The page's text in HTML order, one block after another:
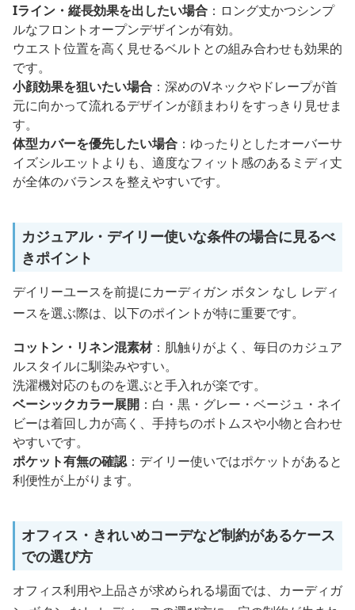
Iライン・縦長効果を出したい場合 ：ロング丈かつシンプ
ルなフロントオープンデザインが有効。
ウエスト位置を高く見せるベルトとの組み合わせも効果的
です。
小顔効果を狙いたい場合 ：深めのVネックやドレープが首
元に向かって流れるデザインが顔まわりをすっきり見せま
す。
体型カバーを優先したい場合 ：ゆったりとしたオーバーサ
イズシルエットよりも、適度なフィット感のあるミディ丈
が全体のバランスを整えやすいです。
カジュアル・デイリー使いな条件の場合に見るべ
きポイント
デイリーユースを前提にカーディガン ボタン なし レディ
ースを選ぶ際は、以下のポイントが特に重要です。
コットン・リネン混素材：肌触りがよく、毎日のカジュア
ルスタイルに馴染みやすい。
洗濯機対応のものを選ぶと手入れが楽です。
ベーシックカラー展開 ：白・黒・グレー・ベージュ・ネイ
ビーは着回し力が高く、手持ちのボトムスや小物と合わせ
やすいです。
ポケット有無の確認：デイリー使いではポケットがあると
利便性が上がります。
オフィス・きれいめコーデなど制約があるケース
での選び方
オフィス利用や上品さが求められる場面では、カーディガ